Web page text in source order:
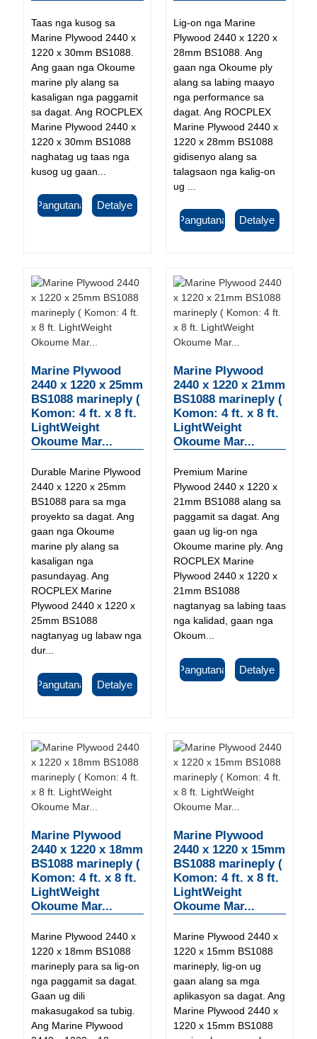
Taas nga kusog sa
Marine Plywood 2440 x
1220 x 30mm BS1088.
Ang gaan nga Okoume
marine ply alang sa
kasaligan nga paggamit
sa dagat. Ang ROCPLEX
Marine Plywood 2440 x
1220 x 30mm BS1088
naghatag ug taas nga
kusog ug gaan...
Pangutana Detalye
Lig-on nga Marine
Plywood 2440 x 1220 x
28mm BS1088. Ang
gaan nga Okoume ply
alang sa labing maayo
nga performance sa
dagat. Ang ROCPLEX
Marine Plywood 2440 x
1220 x 28mm BS1088
gidisenyo alang sa
talagsaon nga kalig-on
ug ...
Pangutana Detalye
Marine Plywood
2440 x 1220 x 25mm
BS1088 marineply (
Komon: 4 ft. x 8 ft.
LightWeight
Okoume Mar...
Durable Marine Plywood
2440 x 1220 x 25mm
BS1088 para sa mga
proyekto sa dagat. Ang
gaan nga Okoume
marine ply alang sa
kasaligan nga
pasundayag. Ang
ROCPLEX Marine
Plywood 2440 x 1220 x
25mm BS1088
nagtanyag ug labaw nga
dur...
Pangutana Detalye
Marine Plywood
2440 x 1220 x 21mm
BS1088 marineply (
Komon: 4 ft. x 8 ft.
LightWeight
Okoume Mar...
Premium Marine
Plywood 2440 x 1220 x
21mm BS1088 alang sa
paggamit sa dagat. Ang
gaan ug lig-on nga
Okoume marine ply. Ang
ROCPLEX Marine
Plywood 2440 x 1220 x
21mm BS1088
nagtanyag sa labing taas
nga kalidad, gaan nga
Okoum...
Pangutana Detalye
Marine Plywood
2440 x 1220 x 18mm
BS1088 marineply (
Komon: 4 ft. x 8 ft.
LightWeight
Okoume Mar...
Marine Plywood 2440 x
1220 x 18mm BS1088
marineply para sa lig-on
nga paggamit sa dagat.
Gaan ug dili
makasugakod sa tubig.
Ang Marine Plywood
Marine Plywood
2440 x 1220 x 15mm
BS1088 marineply (
Komon: 4 ft. x 8 ft.
LightWeight
Okoume Mar...
Marine Plywood 2440 x
1220 x 15mm BS1088
marineply, lig-on ug
gaan alang sa mga
aplikasyon sa dagat. Ang
Marine Plywood 2440 x
1220 x 15mm BS1088